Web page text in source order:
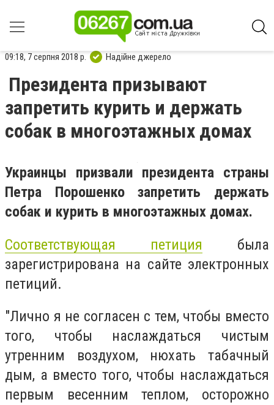
09:18, 7 серпня 2018 р. Надійне джерело
Президента призывают
запретить курить и держать
собак в многоэтажных домах
Украинцы призвали президента страны
Петра Порошенко запретить держать
собак и курить в многоэтажных домах.
Соответствующая петиция была
зарегистрирована на сайте электронных
петиций.
"Лично я не согласен с тем, чтобы вместо
того, чтобы наслаждаться чистым
утренним воздухом, нюхать табачный
дым, а вместо того, чтобы наслаждаться
первым весенним теплом, осторожно